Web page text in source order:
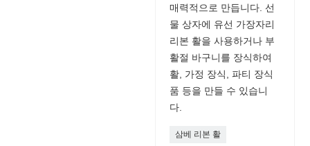
매력적으로 만듭니다. 선
물 상자에 유선 가장자리
리본 활을 사용하거나 부
활절 바구니를 장식하여
활, 가정 장식, 파티 장식
품 등을 만들 수 있습니
다.
삼베 리본 활